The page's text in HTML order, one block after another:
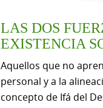
LAS DOS
EXISTENCIA
Aquellos que no
personal y a la
concepto de Ifá del